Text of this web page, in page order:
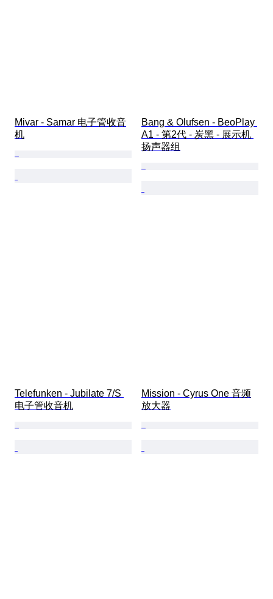
Mivar - Samar 电子管收音
机
Bang & Olufsen - BeoPlay
A1 - 第2代 - 炭黑 - 展示机
扬声器组
Telefunken - Jubilate 7/S
电子管收音机
Mission - Cyrus One 音频
放大器